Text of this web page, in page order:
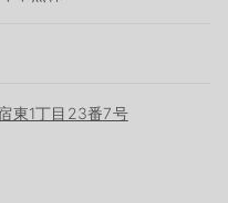
東1丁目23番7号